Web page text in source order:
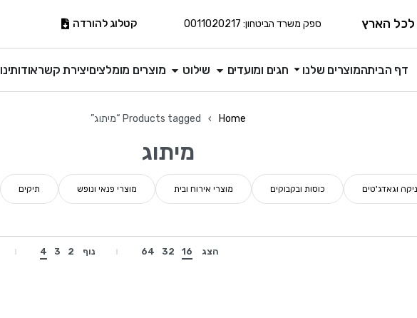
לכל הארץ ספק משרד הביטחון: 0011020217 קטלוג להורדה
דף הביתהמוצרים שלנו חגים ומועדים שילוט מוצרים מומלציםיצירת קשראודותינו
Home
› Products tagged “מיתוג”
מיתוג
וגאדג'טים כוסות ובקבוקים מוצרי אירוח ובית מוצרי פנאי ונופש תיקים
הצג 16
32
64 נוף 2
3
4